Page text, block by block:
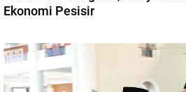
Ekonomi Pesisir